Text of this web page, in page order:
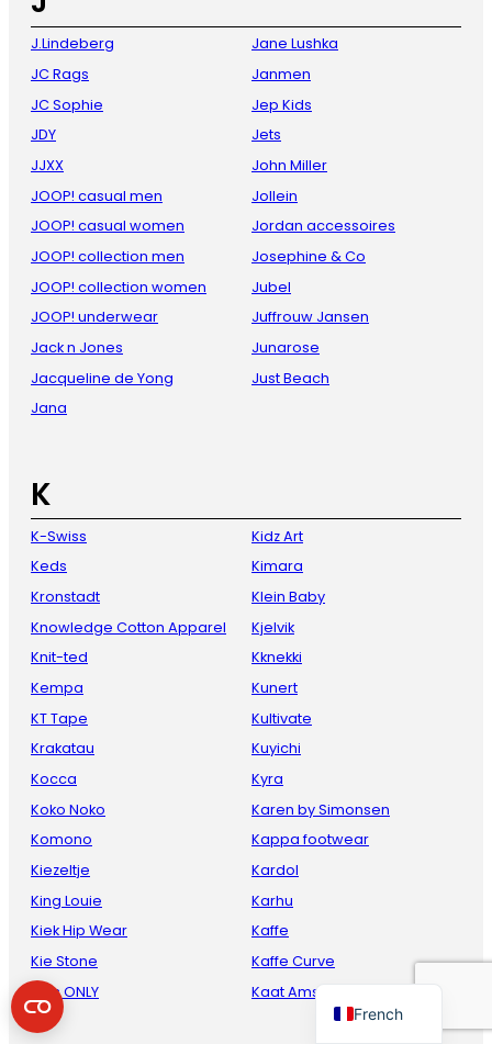
J.Lindeberg
JC Rags
JC Sophie
JDY
JJXX
JOOP! casual men
JOOP! casual women
JOOP! collection men
JOOP! collection women
JOOP! underwear
Jack n Jones
Jacqueline de Yong
Jana
Jane Lushka
Janmen
Jep Kids
Jets
John Miller
Jollein
Jordan accessoires
Josephine & Co
Jubel
Juffrouw Jansen
Junarose
Just Beach
K
K-Swiss
Keds
Kronstadt
Knowledge Cotton Apparel
Knit-ted
Kempa
KT Tape
Krakatau
Kocca
Koko Noko
Komono
Kiezeltje
King Louie
Kiek Hip Wear
Kie Stone
Kids ONLY
Kidz Art
Kimara
Klein Baby
Kjelvik
Kknekki
Kunert
Kultivate
Kuyichi
Kyra
Karen by Simonsen
Kappa footwear
Kardol
Karhu
Kaffe
Kaffe Curve
Kaat Amsterdam
French
Italian